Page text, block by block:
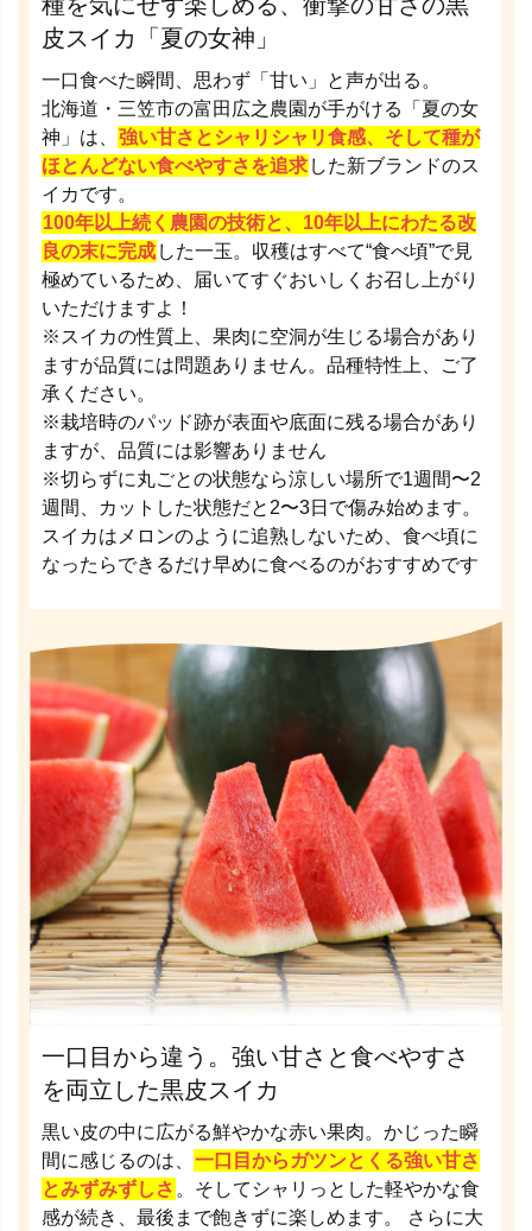
皮スイカ「夏の女神」
一口食べた瞬間、思わず「甘い」と声が出る。
北海道・三笠市の富田広之農園が手がける「夏の女
神」は、 強い甘さとシャリシャリ食感、そして種が
ほとんどない食べやすさを追求 した新ブランドのス
イカです。
100年以上続く農園の技術と、10年以上にわたる改
良の末に完成 した一玉。収穫はすべて“食べ頃”で見
極めているため、届いてすぐおいしくお召し上がり
いただけますよ！
※スイカの性質上、果肉に空洞が生じる場合があり
ますが品質には問題ありません。品種特性上、ご了
承ください。
※栽培時のパッド跡が表面や底面に残る場合があり
ますが、品質には影響ありません
※切らずに丸ごとの状態なら涼しい場所で1週間〜2
週間、カットした状態だと2〜3日で傷み始めます。
スイカはメロンのように追熟しないため、食べ頃に
なったらできるだけ早めに食べるのがおすすめです
一口目から違う。強い甘さと食べやすさ
を両立した黒皮スイカ
黒い皮の中に広がる鮮やかな赤い果肉。かじった瞬
間に感じるのは、 一口目からガツンとくる強い甘さ
とみずみずしさ 。そしてシャリっとした軽やかな食
感が続き、最後まで飽きずに楽しめます。 さらに大